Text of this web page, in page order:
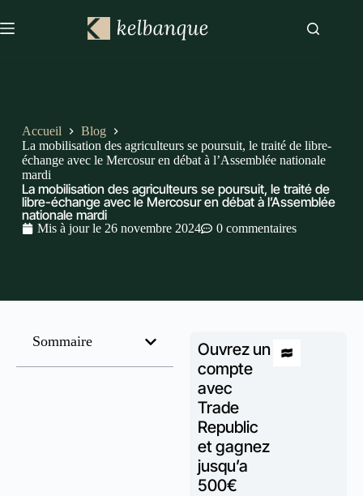
Accueil
Blog
La mobilisation des agriculteurs se poursuit, le traité de libre-
échange avec le Mercosur en débat à l’Assemblée nationale
mardi
La mobilisation des agriculteurs se poursuit, le traité de
libre-échange avec le Mercosur en débat à l’Assemblée
nationale mardi
Mis à jour le 26 novembre 2024 0 commentaires
Sommaire
Ouvrez un
compte
avec
Trade
Republic
et gagnez
jusqu’a
500€